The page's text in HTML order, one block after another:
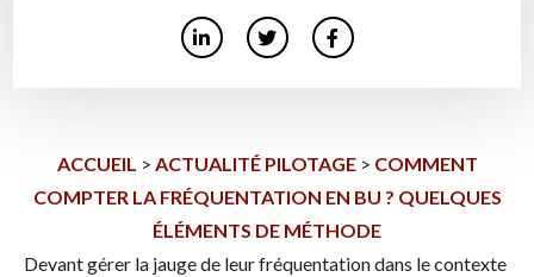
ACCUEIL > ACTUALITÉ PILOTAGE> COMMENT
COMPTER LA FRÉQUENTATION EN BU ? QUELQUES
ÉLÉMENTS DE MÉTHODE
Devant gérer la jauge de leur fréquentation dans le contexte